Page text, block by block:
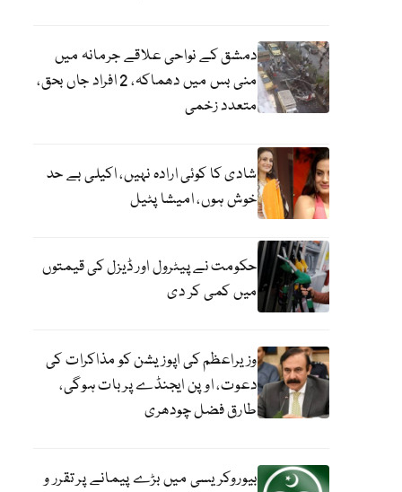
دمشق کے نواحی علاقے جرمانہ میں
منی بس میں دھماکہ، 2 افراد جاں بحق،
متعدد زخمی
شادی کا کوئی ارادہ نہیں، اکیلی بے حد
خوش ہوں، امیشا پٹیل
حکومت نے پیٹرول اور ڈیزل کی قیمتوں
میں کمی کر دی
وزیراعظم کی اپوزیشن کو مذاکرات کی
دعوت، اوپن ایجنڈے پر بات ہوگی،
طارق فضل چودھری
بیوروکریسی میں بڑے پیمانے پر تقرر و